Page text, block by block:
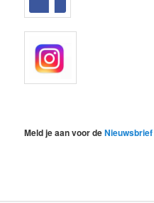
Meld je aan voor deNieuwsbrief